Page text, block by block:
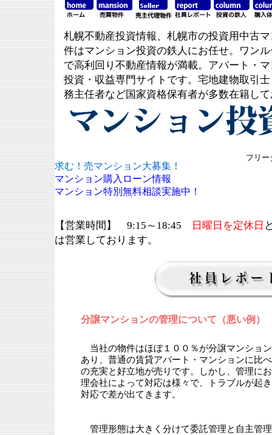
札幌不動産投資情報、札幌市の投資用中古
件はマンション投資の鉄人にお任せ。ワン
で高利回り不動産情報が満載。アパート・
投資・収益専門サイトです。宅地建物取引
務主任者など国家資格保有者が多数在籍し
求む！売マンション大募集！
マンション購入ローン情報
マンション特別無料相談実施中！
フリー
【営業時間】 9:15～18:45 日曜日を定休日
は営業しております。
分譲マンションの管理について（悪い例）
当社の物件はほぼ１００％が分譲マンショ
あり、普通の賃貸アパート・マンションに比
の充実と好立地が売りです。しかし、管理に
理会社によって対応は様々で、トラブルが起
対応で差が出てきます。
管理形態は大きく分けて委託管理と自主管